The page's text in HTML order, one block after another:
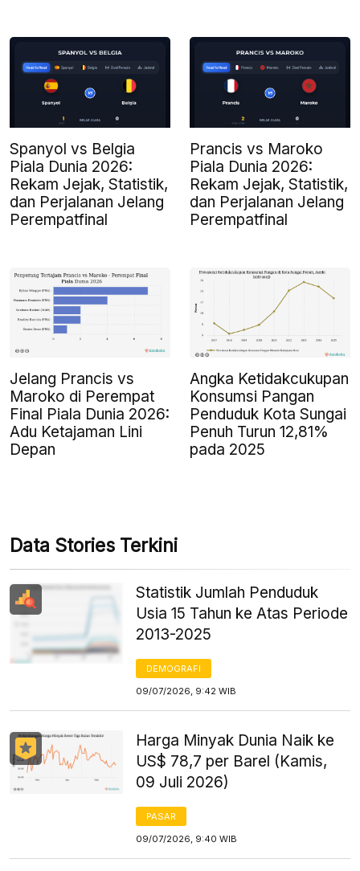
Spanyol vs Belgia
Piala Dunia 2026:
Rekam Jejak, Statistik,
dan Perjalanan Jelang
Perempatfinal
Prancis vs Maroko
Piala Dunia 2026:
Rekam Jejak, Statistik,
dan Perjalanan Jelang
Perempatfinal
Jelang Prancis vs
Maroko di Perempat
Final Piala Dunia 2026:
Adu Ketajaman Lini
Depan
Angka Ketidakcukupan
Konsumsi Pangan
Penduduk Kota Sungai
Penuh Turun 12,81%
pada 2025
Data Stories Terkini
Statistik Jumlah Penduduk
Usia 15 Tahun ke Atas Periode
2013-2025
DEMOGRAFI
09/07/2026, 9:42 WIB
Harga Minyak Dunia Naik ke
US$ 78,7 per Barel (Kamis,
09 Juli 2026)
PASAR
09/07/2026, 9:40 WIB